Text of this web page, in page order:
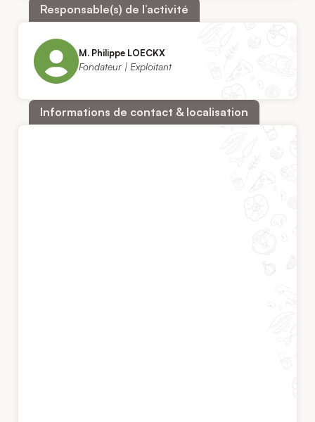
Responsable(s) de l’activité
M. Philippe LOECKX
Fondateur | Exploitant
Informations de contact & localisation